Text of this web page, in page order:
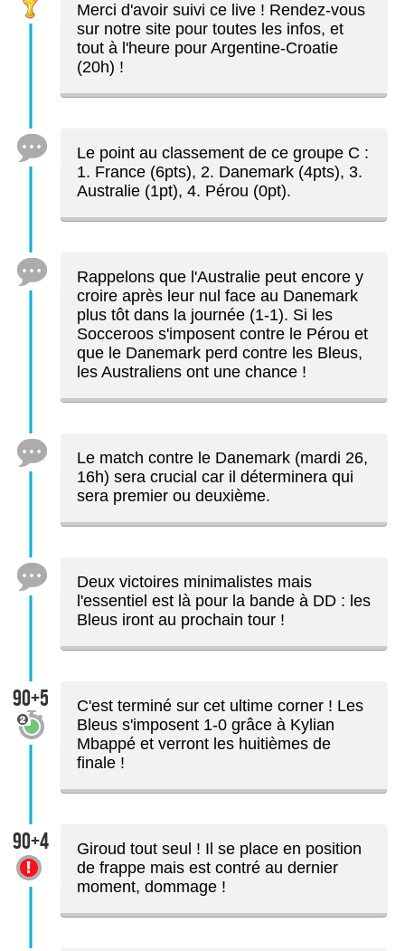
Merci d'avoir suivi ce live ! Rendez-vous
sur notre site pour toutes les infos, et
tout à l'heure pour Argentine-Croatie
(20h) !
Le point au classement de ce groupe C :
1. France (6pts), 2. Danemark (4pts), 3.
Australie (1pt), 4. Pérou (0pt).
Rappelons que l'Australie peut encore y
croire après leur nul face au Danemark
plus tôt dans la journée (1-1). Si les
Socceroos s'imposent contre le Pérou et
que le Danemark perd contre les Bleus,
les Australiens ont une chance !
Le match contre le Danemark (mardi 26,
16h) sera crucial car il déterminera qui
sera premier ou deuxième.
Deux victoires minimalistes mais
l'essentiel est là pour la bande à DD : les
Bleus iront au prochain tour !
90+5
C'est terminé sur cet ultime corner ! Les
Bleus s'imposent 1-0 grâce à Kylian
Mbappé et verront les huitièmes de
finale !
90+4
Giroud tout seul ! Il se place en position
de frappe mais est contré au dernier
moment, dommage !